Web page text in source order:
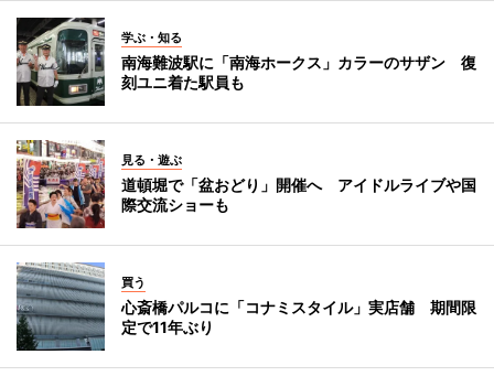
学ぶ・知る
南海難波駅に「南海ホークス」カラーのサザン 復
刻ユニ着た駅員も
見る・遊ぶ
道頓堀で「盆おどり」開催へ アイドルライブや国
際交流ショーも
買う
心斎橋パルコに「コナミスタイル」実店舗 期間限
定で11年ぶり